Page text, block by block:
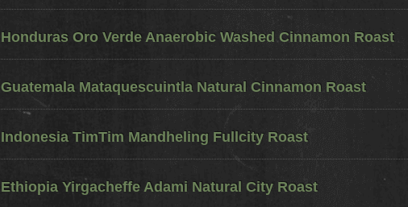
Honduras Oro Verde Anaerobic Washed Cinnamon Roast
Guatemala Mataquescuintla Natural Cinnamon Roast
Indonesia TimTim Mandheling Fullcity Roast
Ethiopia Yirgacheffe Adami Natural City Roast